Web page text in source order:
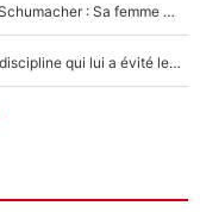
Nouvelle rumeur autour de la santé de Michael Schumacher : Sa femme Corinna sort du silence
F1 - Lewis Hamilton victime de harcèlement, la discipline qui lui a évité le pire : «J'aurais probablement mal tourné»